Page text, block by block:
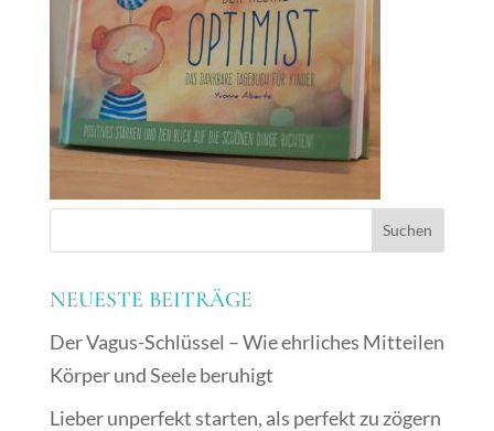
NEUESTE BEITRÄGE
Der Vagus-Schlüssel – Wie ehrliches Mitteilen
Körper und Seele beruhigt
Lieber unperfekt starten, als perfekt zu zögern